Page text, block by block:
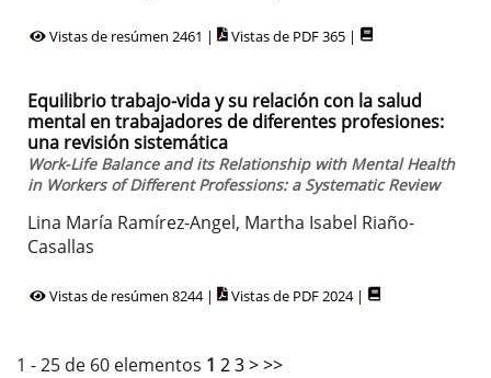
Vistas de resúmen 2461 | Vistas de PDF 365 |
Equilibrio trabajo-vida y su relación con la salud
mental en trabajadores de diferentes profesiones:
una revisión sistemática
Work-Life Balance and its Relationship with Mental Health
in Workers of Different Professions: a Systematic Review
Lina María Ramírez-Angel, Martha Isabel Riaño-
Casallas
Vistas de resúmen 8244 | Vistas de PDF 2024 |
1 - 25 de 60 elementos 1 23>>>